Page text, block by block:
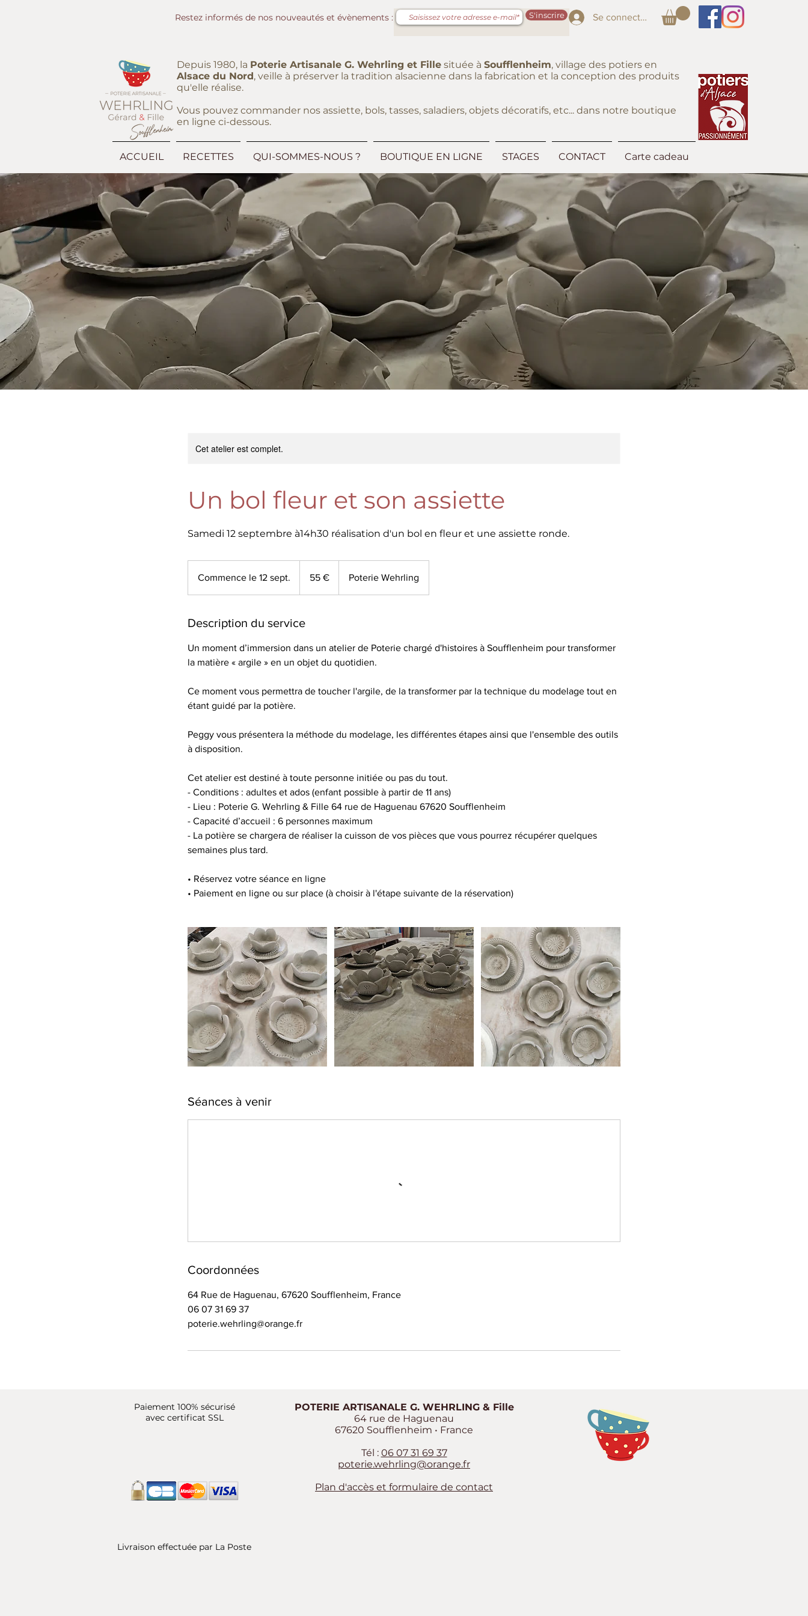
Restez informés de nos nouveautés et évènements : S'inscrire Se connecter
Depuis 1980, la Poterie Artisanale G. Wehrling et Fille située à Soufflenheim, village des potiers en
Alsace du Nord, veille à préserver la tradition alsacienne dans la fabrication et la conception des produits
qu'elle réalise.
Vous pouvez commander nos assiette, bols, tasses, saladiers, objets décoratifs, etc... dans notre boutique
en ligne ci-dessous.
ACCUEIL RECETTES QUI-SOMMES-NOUS ? BOUTIQUE EN LIGNE STAGES CONTACT Carte cadeau
Cet atelier est complet.
Un bol fleur et son assiette
Samedi 12 septembre à14h30 réalisation d'un bol en fleur et une assiette ronde.
Commence le 12 sept.
m
n
c
l
e
2
p
t
.
55 € Poterie Wehrling
Description du service
Un moment d’immersion dans un atelier de Poterie chargé d'histoires à Soufflenheim pour transformer
la matière « argile » en un objet du quotidien.
Ce moment vous permettra de toucher l'argile, de la transformer par la technique du modelage tout en
étant guidé par la potière.
Peggy vous présentera la méthode du modelage, les différentes étapes ainsi que l'ensemble des outils
à disposition.
Cet atelier est destiné à toute personne initiée ou pas du tout.
- Conditions : adultes et ados (enfant possible à partir de 11 ans)
- Lieu : Poterie G. Wehrling & Fille 64 rue de Haguenau 67620 Soufflenheim
- Capacité d’accueil : 6 personnes maximum
- La potière se chargera de réaliser la cuisson de vos pièces que vous pourrez récupérer quelques
semaines plus tard.
• Réservez votre séance en ligne
Séances à venir
Coordonnées
64 Rue de Haguenau, 67620 Soufflenheim, France
06 07 31 69 37
poterie.wehrling@orange.fr
Paiement 100% sécurisé
avec certificat SSL
POTERIE ARTISANALE G. WEHRLING & Fille
64 rue de Haguenau
67620 Soufflenheim • France
Tél : 06 07 31 69 37
poterie.wehrling@orange.fr
Plan d'accès et formulaire de contact
Livraison effectuée par La Poste